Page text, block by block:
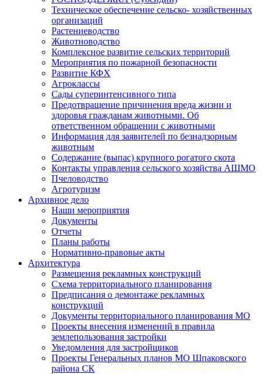
Техническое обеспечение сельско- хозяйственных
организаций
Растениеводство
Животноводство
Комплексное развитие сельских территорий
Мероприятия по пожарной безопасности
Развитие КФХ
Агроклассы
Сады суперинтенсивного типа
Предотвращение причинения вреда жизни и
здоровья гражданам животными. Об
ответственном обращении с животными
Информация для заявителей по безнадзорным
животным
Содержание (выпас) крупного рогатого скота
Контакты управления сельского хозяйства АШМО
Пчеловодство
Агротуризм
Архивное дело
Наши мероприятия
Документы
Отчеты
Планы работы
Нормативно-правовые акты
Архитектура
Размещения рекламных конструкций
Схема территориального планирования
Предписания о демонтаже рекламных
конструкций
Документы территориального планирования МО
Проекты внесения изменений в правила
землепользования застройки
Уведомления для застройщиков
Проекты Генеральных планов МО Шпаковского
района СК